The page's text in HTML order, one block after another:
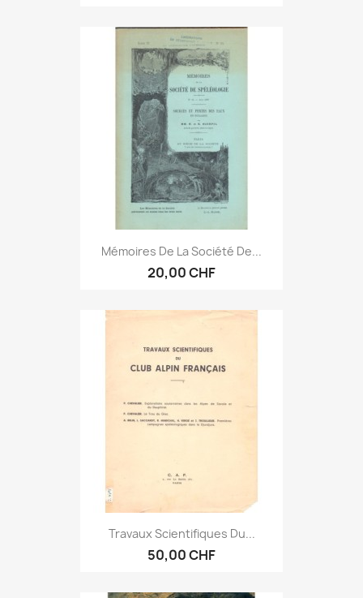
Mémoires De La Société De...
20,00 CHF
Travaux Scientifiques Du...
50,00 CHF